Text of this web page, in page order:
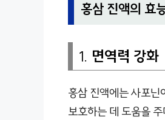
홍삼 진액의 효
1. 면역력 강화
홍삼 진액에는 사포
보호하는 데 도움을